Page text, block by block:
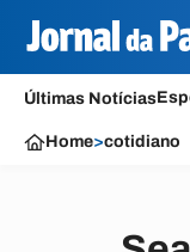
Últimas Notícias
Home>cotidiano